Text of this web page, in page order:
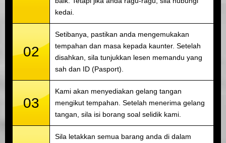
kedai.
02
Setibanya, pastikan anda mengemukakan
tempahan dan masa kepada kaunter. Setelah
disahkan, sila tunjukkan lesen memandu yang
sah dan ID (Pasport).
03
Kami akan menyediakan gelang tangan
mengikut tempahan. Setelah menerima gelang
tangan, sila isi borang soal selidik kami.
Sila letakkan semua barang anda di dalam